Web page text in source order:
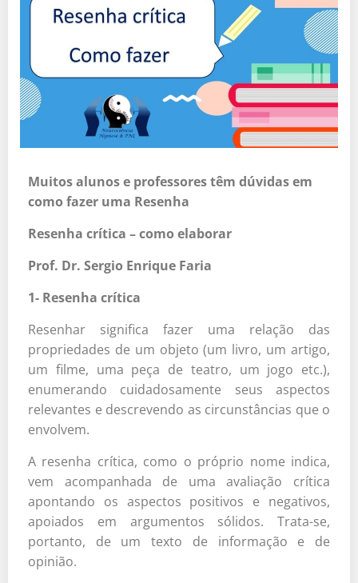
Muitos alunos e professores têm dúvidas em
como fazer uma Resenha
Resenha crítica – como elaborar
Prof. Dr. Sergio Enrique Faria
1- Resenha crítica
Resenhar significa fazer uma relação das
propriedades de um objeto (um livro, um artigo,
um filme, uma peça de teatro, um jogo etc.),
enumerando cuidadosamente seus aspectos
relevantes e descrevendo as circunstâncias que o
envolvem.
A resenha crítica, como o próprio nome indica,
vem acompanhada de uma avaliação crítica
apontando os aspectos positivos e negativos,
apoiados em argumentos sólidos. Trata-se,
portanto, de um texto de informação e de
opinião.